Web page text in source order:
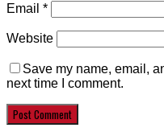
Email *
Website
Save my name, email,
next time I comment.